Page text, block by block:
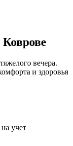
вечера.
и здоровья
учет